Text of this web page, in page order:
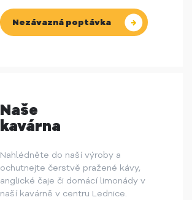
Nezávazná poptávka
Naše
kavárna
Nahlédněte do naší výroby a
ochutnejte čerstvě pražené kávy,
anglické čaje či domácí limonády v
naší kavárně v centru Lednice.